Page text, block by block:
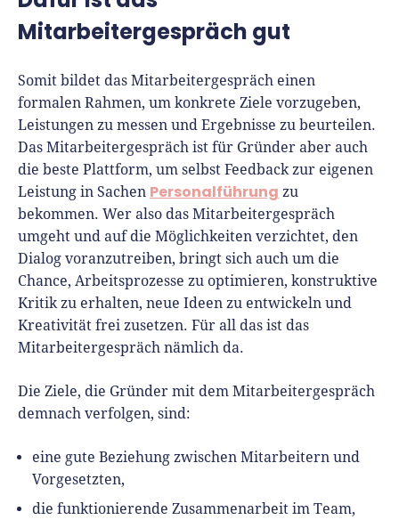
Mitarbeitergespräch gut
Somit bildet das Mitarbeitergespräch einen
formalen Rahmen, um konkrete Ziele vorzugeben,
Leistungen zu messen und Ergebnisse zu beurteilen.
Das Mitarbeitergespräch ist für Gründer aber auch
die beste Plattform, um selbst Feedback zur eigenen
Leistung in Sachen Personalführung zu
bekommen. Wer also das Mitarbeitergespräch
umgeht und auf die Möglichkeiten verzichtet, den
Dialog voranzutreiben, bringt sich auch um die
Chance, Arbeitsprozesse zu optimieren, konstruktive
Kritik zu erhalten, neue Ideen zu entwickeln und
Kreativität frei zusetzen. Für all das ist das
Mitarbeitergespräch nämlich da.
Die Ziele, die Gründer mit dem Mitarbeitergespräch
demnach verfolgen, sind:
eine gute Beziehung zwischen Mitarbeitern und
Vorgesetzten,
die funktionierende Zusammenarbeit im Team,